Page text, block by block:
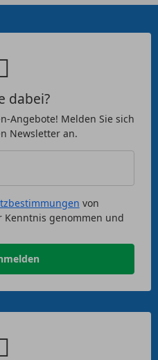
dabei?
Angebote! Melden Sie sich
Newsletter an.
von
Kenntnis genommen und